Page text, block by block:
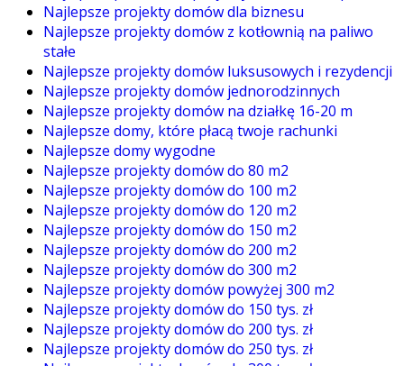
Najlepsze projekty domów dla biznesu
Najlepsze projekty domów z kotłownią na paliwo
stałe
Najlepsze projekty domów luksusowych i rezydencji
Najlepsze projekty domów jednorodzinnych
Najlepsze projekty domów na działkę 16-20 m
Najlepsze domy, które płacą twoje rachunki
Najlepsze domy wygodne
Najlepsze projekty domów do 80 m2
Najlepsze projekty domów do 100 m2
Najlepsze projekty domów do 120 m2
Najlepsze projekty domów do 150 m2
Najlepsze projekty domów do 200 m2
Najlepsze projekty domów do 300 m2
Najlepsze projekty domów powyżej 300 m2
Najlepsze projekty domów do 150 tys. zł
Najlepsze projekty domów do 200 tys. zł
Najlepsze projekty domów do 250 tys. zł